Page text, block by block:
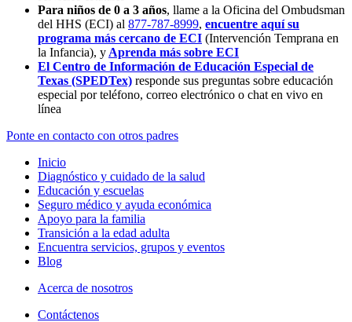
Para niños de 0 a 3 años, llame a la Oficina del Ombudsman
del HHS (ECI) al 877-787-8999, encuentre aquí su
programa más cercano de ECI (Intervención Temprana en
la Infancia), y Aprenda más sobre ECI
El Centro de Información de Educación Especial de
Texas (SPEDTex) responde sus preguntas sobre educación
especial por teléfono, correo electrónico o chat en vivo en
línea
Ponte en contacto con otros padres
Inicio
Diagnóstico y cuidado de la salud
Educación y escuelas
Seguro médico y ayuda económica
Apoyo para la familia
Transición a la edad adulta
Encuentra servicios, grupos y eventos
Blog
Acerca de nosotros
Contáctenos